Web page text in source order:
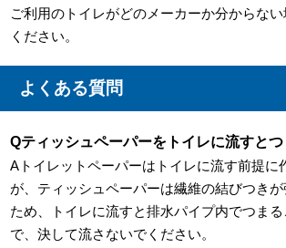
ご利用のトイレがどのメーカーか分からな
ください。
よくある質問
Qティッシュペーパーをトイレに流すとつ
Aトイレットペーパーはトイレに流す前提に
が、ティッシュペーパーは繊維の結びつき
ため、トイレに流すと排水パイプ内でつま
で、決して流さないでください。